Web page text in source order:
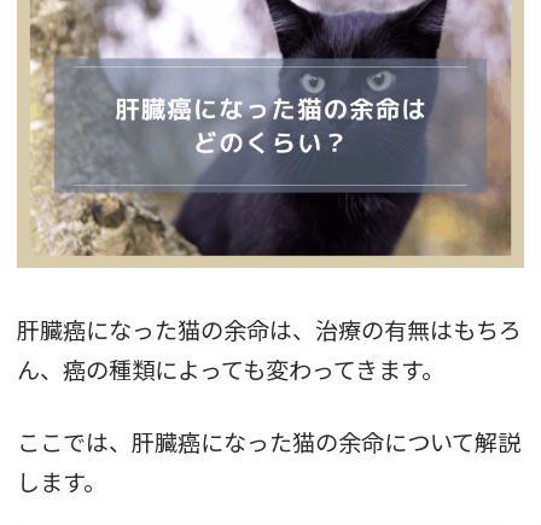
肝臓癌になった猫の余命は、治療の有無はもちろ
ん、癌の種類によっても変わってきます。
ここでは、肝臓癌になった猫の余命について解説
します。